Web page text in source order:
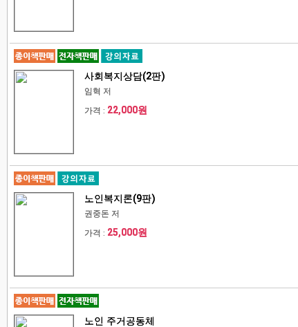
사회복지상담(2판)
임혁 저
가격 : 22,000원
노인복지론(9판)
권중돈 저
가격 : 25,000원
노인 주거공동체